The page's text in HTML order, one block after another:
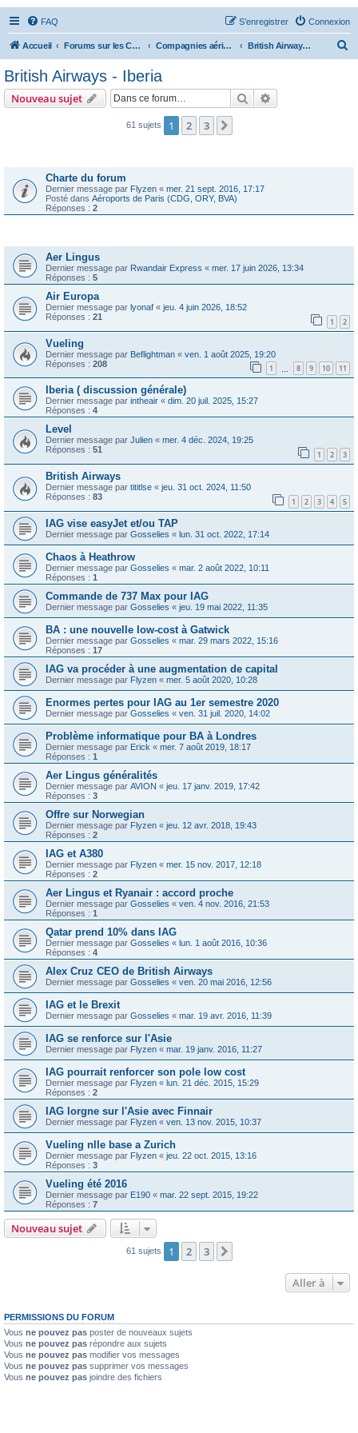
FAQ Connexion
S’enregistrer
Accueil Forums sur les Compagnies Aériennes Compagnies aériennes d'Europe British Airways - Iberia
r
British Airways - Iberia
Nouveau sujet Rechercher
61 sujets 1 2 3
Charte du forum
Dernier message par Flyzen « mer. 21 sept. 2016, 17:17
Posté dans Aéroports de Paris (CDG, ORY, BVA)
Réponses : 2
Aer Lingus
Dernier message par Rwandair Express « mer. 17 juin 2026, 13:34
Réponses : 5
Air Europa
Dernier message par lyonaf « jeu. 4 juin 2026, 18:52
Réponses : 21 1 2
Vueling
Dernier message par Beflightman « ven. 1 août 2025, 19:20
Réponses : 208 1 8 9 10 11
Iberia ( discussion générale)
Dernier message par intheair « dim. 20 juil. 2025, 15:27
Réponses : 4
Level
Dernier message par Julien « mer. 4 déc. 2024, 19:25
Réponses : 51 1 2 3
British Airways
Dernier message par tititlse « jeu. 31 oct. 2024, 11:50
Réponses : 83 1 2 3 4 5
IAG vise easyJet et/ou TAP
Dernier message par Gosselies « lun. 31 oct. 2022, 17:14
Chaos à Heathrow
Dernier message par Gosselies « mar. 2 août 2022, 10:11
Réponses : 1
Commande de 737 Max pour IAG
Dernier message par Gosselies « jeu. 19 mai 2022, 11:35
BA : une nouvelle low-cost à Gatwick
Dernier message par Gosselies « mar. 29 mars 2022, 15:16
Réponses : 17
IAG va procéder à une augmentation de capital
Dernier message par Flyzen « mer. 5 août 2020, 10:28
Enormes pertes pour IAG au 1er semestre 2020
Dernier message par Gosselies « ven. 31 juil. 2020, 14:02
Problème informatique pour BA à Londres
Dernier message par Erick « mer. 7 août 2019, 18:17
Réponses : 1
Aer Lingus généralités
Dernier message par AVION « jeu. 17 janv. 2019, 17:42
Réponses : 3
Offre sur Norwegian
Dernier message par Flyzen « jeu. 12 avr. 2018, 19:43
Réponses : 2
IAG et A380
Dernier message par Flyzen « mer. 15 nov. 2017, 12:18
Réponses : 2
Aer Lingus et Ryanair : accord proche
Dernier message par Gosselies « ven. 4 nov. 2016, 21:53
Réponses : 1
Qatar prend 10% dans IAG
Dernier message par Gosselies « lun. 1 août 2016, 10:36
Réponses : 4
Alex Cruz CEO de British Airways
Dernier message par Gosselies « ven. 20 mai 2016, 12:56
IAG et le Brexit
Dernier message par Gosselies « mar. 19 avr. 2016, 11:39
IAG se renforce sur l'Asie
Dernier message par Flyzen « mar. 19 janv. 2016, 11:27
IAG pourrait renforcer son pole low cost
Dernier message par Flyzen « lun. 21 déc. 2015, 15:29
Réponses : 2
IAG lorgne sur l'Asie avec Finnair
Dernier message par Flyzen « ven. 13 nov. 2015, 10:37
Vueling nlle base a Zurich
Dernier message par Flyzen « jeu. 22 oct. 2015, 13:16
Réponses : 3
Vueling été 2016
Dernier message par E190 « mar. 22 sept. 2015, 19:22
Réponses : 7
Nouveau sujet
61 sujets 1 2 3
Aller à
PERMISSIONS DU FORUM
Vous ne pouvez pas poster de nouveaux sujets
Vous ne pouvez pas répondre aux sujets
Vous ne pouvez pas modifier vos messages
Vous ne pouvez pas supprimer vos messages
Vous ne pouvez pas joindre des fichiers